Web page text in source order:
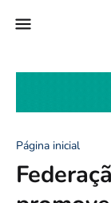
Página inicial